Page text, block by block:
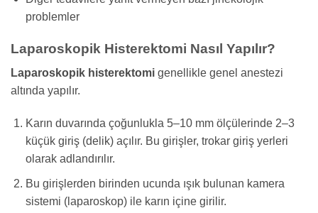
problemler
Laparoskopik Histerektomi Nasıl Yapılır?
Laparoskopik histerektomi genellikle genel anestezi
altında yapılır.
Karın duvarında çoğunlukla 5–10 mm ölçülerinde 2–3
küçük giriş (delik) açılır. Bu girişler, trokar giriş yerleri
olarak adlandırılır.
Bu girişlerden birinden ucunda ışık bulunan kamera
sistemi (laparoskop) ile karın içine girilir.